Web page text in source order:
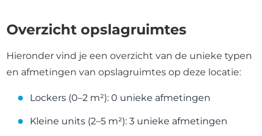
Overzicht opslagruimtes
Hieronder vind je een overzicht van de unieke typen
en afmetingen van opslagruimtes op deze locatie:
Lockers (0–2 m²): 0 unieke afmetingen
Kleine units (2–5 m²): 3 unieke afmetingen